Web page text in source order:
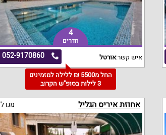
4
חדרים
052-9170860 איש קשר:אורטל
החל מ5500 ₪ ללילה למזמינים
3 לילות בסופ"ש הקרוב
אחוזת איריס הגליל מגדל